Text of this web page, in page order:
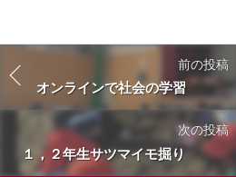
前の投稿
オンラインで社会の学習
次の投稿
１，２年生サツマイモ掘り